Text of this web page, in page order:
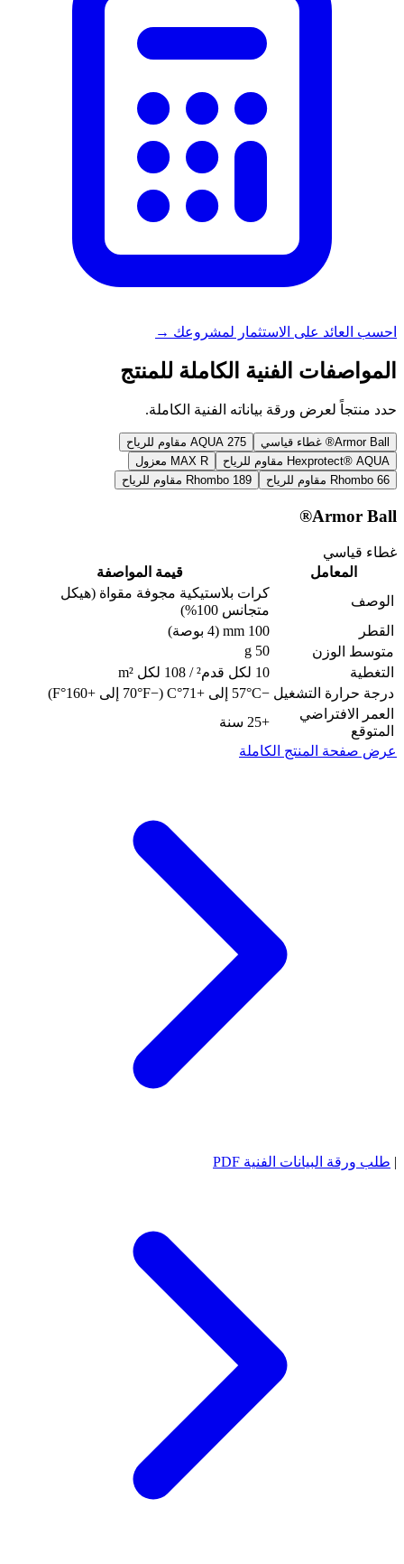
احسب العائد على الاستثمار لمشروعك →
المواصفات الفنية الكاملة للمنتج
حدد منتجاً لعرض ورقة بياناته الفنية الكاملة.
Armor Ball® غطاء قياسي AQUA 275 مقاوم للرياح
Hexprotect® AQUA مقاوم للرياح MAX R معزول
Rhombo 66 مقاوم للرياح Rhombo 189 مقاوم للرياح
Armor Ball®
غطاء قياسي
المعامل
قيمة المواصفة
الوصف
كرات بلاستيكية مجوفة مقواة (هيكل
متجانس 100%)
القطر
100 mm (4 بوصة)
متوسط الوزن
50 g
التغطية
10 لكل قدم² / 108 لكل m²
درجة حرارة التشغيل −57°C إلى +71°C (−70°F إلى +160°F)
العمر الافتراضي
المتوقع
+25 سنة
عرض صفحة المنتج الكاملة
| طلب ورقة البيانات الفنية PDF